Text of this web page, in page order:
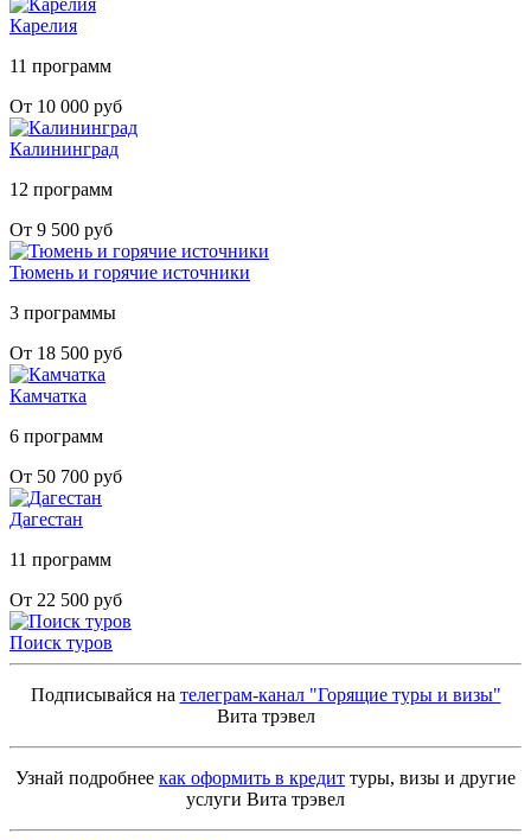
Карелия
11 программ
От 10 000 руб
Калининград
12 программ
От 9 500 руб
Тюмень и горячие источники
3 программы
От 18 500 руб
Камчатка
6 программ
От 50 700 руб
Дагестан
11 программ
От 22 500 руб
Поиск туров
Подписывайся на телеграм-канал "Горящие туры и визы"
Вита трэвел
Узнай подробнее как оформить в кредит туры, визы и другие
услуги Вита трэвел